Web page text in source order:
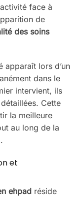
face à
de
des soins
apparaît lors d’un
dans le
intervient, ils
Cette
la meilleure
au long de la
et
ehpad réside